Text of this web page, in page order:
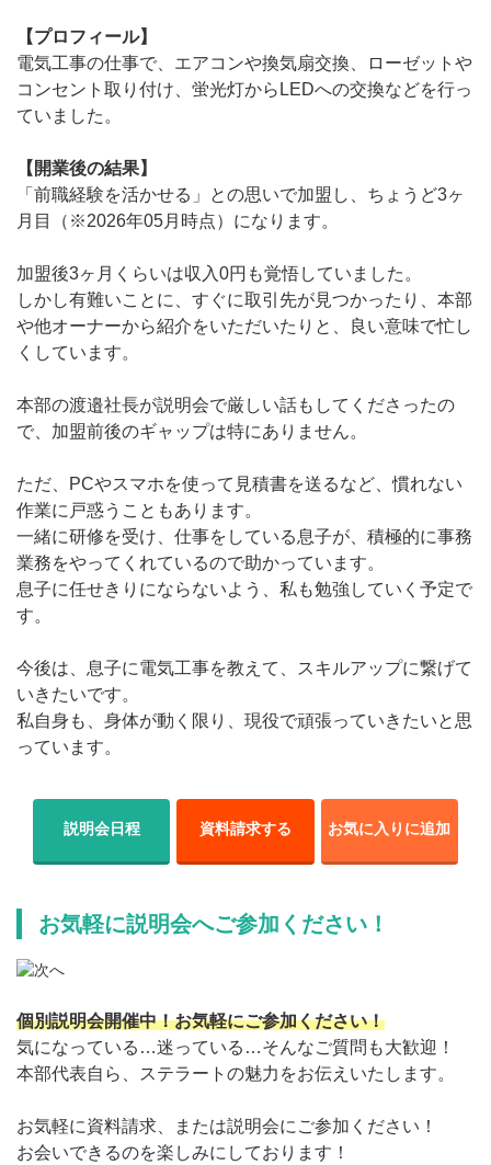
【プロフィール】
電気工事の仕事で、エアコンや換気扇交換、ローゼットや
コンセント取り付け、蛍光灯からLEDへの交換などを行っ
ていました。
【開業後の結果】
「前職経験を活かせる」との思いで加盟し、ちょうど3ヶ
月目（※2026年05月時点）になります。
加盟後3ヶ月くらいは収入0円も覚悟していました。
しかし有難いことに、すぐに取引先が見つかったり、本部
や他オーナーから紹介をいただいたりと、良い意味で忙し
くしています。
本部の渡邉社長が説明会で厳しい話もしてくださったの
で、加盟前後のギャップは特にありません。
ただ、PCやスマホを使って見積書を送るなど、慣れない
作業に戸惑うこともあります。
一緒に研修を受け、仕事をしている息子が、積極的に事務
業務をやってくれているので助かっています。
息子に任せきりにならないよう、私も勉強していく予定で
す。
今後は、息子に電気工事を教えて、スキルアップに繋げて
いきたいです。
私自身も、身体が動く限り、現役で頑張っていきたいと思
っています。
説明会日程 資料請求する お気に入りに追加
お気軽に説明会へご参加ください！
個別説明会開催中！お気軽にご参加ください！
気になっている…迷っている…そんなご質問も大歓迎！
本部代表自ら、ステラートの魅力をお伝えいたします。
お気軽に資料請求、または説明会にご参加ください！
お会いできるのを楽しみにしております！